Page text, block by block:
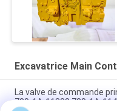
Excavatrice Main
La valve de commande
709-1A-11300 709-1A-